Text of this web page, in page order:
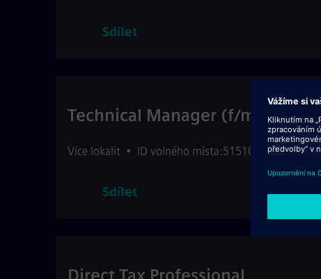
Sdílet
Technical Manager (f/m/d)
Více lokalit • ID volného místa:515106 • Internal
Sdílet